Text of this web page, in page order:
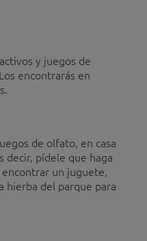
y juegos de
encontrarás en
de olfato, en casa
decir, pídele que haga
un juguete,
hierba del parque para